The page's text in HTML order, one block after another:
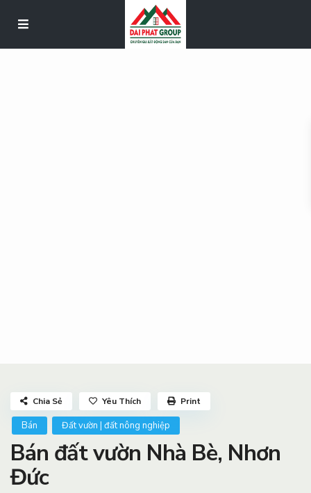
Bán Đất vườn | đất nông nghiệp
Bán đất vườn Nhà Bè, Nhơn
Đức
Chia Sẻ Yêu Thích Print